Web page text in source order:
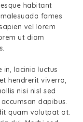
habitant
fames
vel lorem
ut diam
in, lacinia luctus
hendrerit viverra,
nisi nisl sed
dapibus.
quam volutpat at.